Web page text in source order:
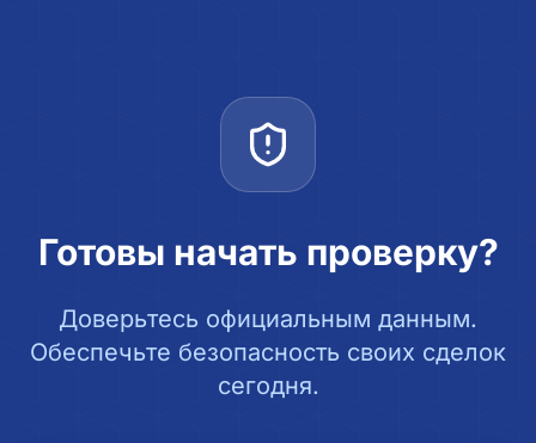
Готовы начать проверку?
Доверьтесь официальным данным.
Обеспечьте безопасность своих сделок
сегодня.